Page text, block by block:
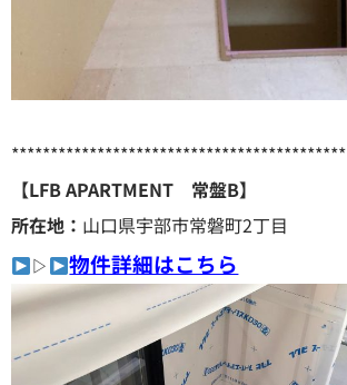
*******************************************
【LFB APARTMENT 常盤B】
所在地： 山口県宇部市常磐町2丁目
▷
物件詳細はこちら